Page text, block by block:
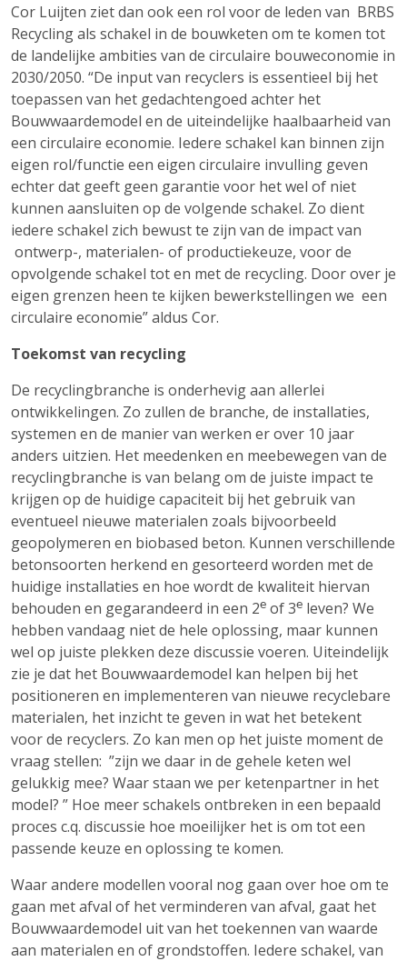
Cor Luijten ziet dan ook een rol voor de leden van BRBS
Recycling als schakel in de bouwketen om te komen tot
de landelijke ambities van de circulaire bouweconomie in
2030/2050. “De input van recyclers is essentieel bij het
toepassen van het gedachtengoed achter het
Bouwwaardemodel en de uiteindelijke haalbaarheid van
een circulaire economie. Iedere schakel kan binnen zijn
eigen rol/functie een eigen circulaire invulling geven
echter dat geeft geen garantie voor het wel of niet
kunnen aansluiten op de volgende schakel. Zo dient
iedere schakel zich bewust te zijn van de impact van
ontwerp-, materialen- of productiekeuze, voor de
opvolgende schakel tot en met de recycling. Door over je
eigen grenzen heen te kijken bewerkstellingen we een
circulaire economie” aldus Cor.
Toekomst van recycling
De recyclingbranche is onderhevig aan allerlei
ontwikkelingen. Zo zullen de branche, de installaties,
systemen en de manier van werken er over 10 jaar
anders uitzien. Het meedenken en meebewegen van de
recyclingbranche is van belang om de juiste impact te
krijgen op de huidige capaciteit bij het gebruik van
eventueel nieuwe materialen zoals bijvoorbeeld
geopolymeren en biobased beton. Kunnen verschillende
betonsoorten herkend en gesorteerd worden met de
huidige installaties en hoe wordt de kwaliteit hiervan
behouden en gegarandeerd in een 2e of 3e leven? We
hebben vandaag niet de hele oplossing, maar kunnen
wel op juiste plekken deze discussie voeren. Uiteindelijk
zie je dat het Bouwwaardemodel kan helpen bij het
positioneren en implementeren van nieuwe recyclebare
materialen, het inzicht te geven in wat het betekent
voor de recyclers. Zo kan men op het juiste moment de
vraag stellen: ”zijn we daar in de gehele keten wel
gelukkig mee? Waar staan we per ketenpartner in het
model? ” Hoe meer schakels ontbreken in een bepaald
proces c.q. discussie hoe moeilijker het is om tot een
passende keuze en oplossing te komen.
Waar andere modellen vooral nog gaan over hoe om te
gaan met afval of het verminderen van afval, gaat het
Bouwwaardemodel uit van het toekennen van waarde
aan materialen en of grondstoffen. Iedere schakel, van